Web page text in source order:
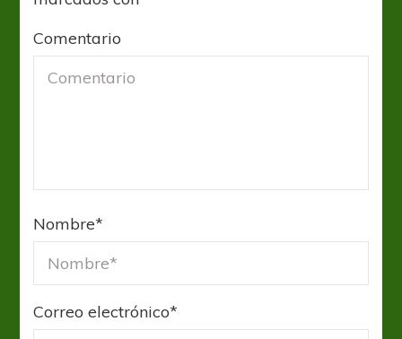
Comentario
Nombre*
Correo electrónico*